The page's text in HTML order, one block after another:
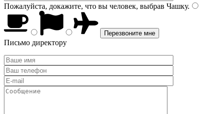
Пожалуйста, докажите, что вы человек, выбрав Чашку.
Письмо директору